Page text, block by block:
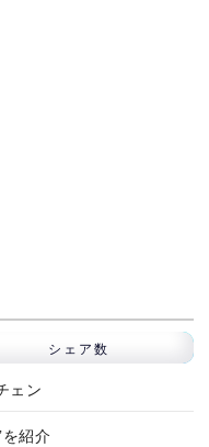
シェア数
ェン
紹介